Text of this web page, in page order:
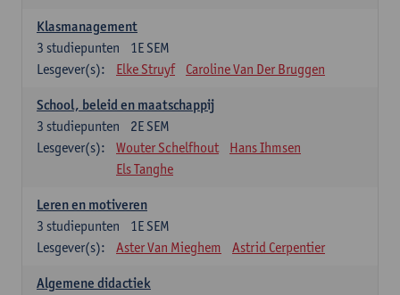
Klasmanagement
1E SEM
3 studiepunten
Lesgever(s):
Elke Struyf Caroline Van Der Bruggen
School, beleid en maatschappij
2E SEM
3 studiepunten
Lesgever(s):
Wouter Schelfhout
Hans Ihmsen
Els Tanghe
Leren en motiveren
1E SEM
3 studiepunten
Lesgever(s):
Aster Van Mieghem Astrid Cerpentier
Algemene didactiek